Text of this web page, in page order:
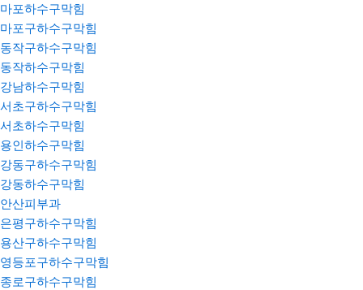
마포하수구막힘
마포구하수구막힘
동작구하수구막힘
동작하수구막힘
강남하수구막힘
서초구하수구막힘
서초하수구막힘
용인하수구막힘
강동구하수구막힘
강동하수구막힘
안산피부과
은평구하수구막힘
용산구하수구막힘
영등포구하수구막힘
종로구하수구막힘